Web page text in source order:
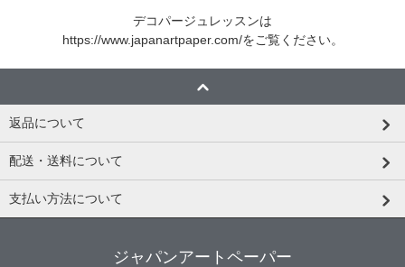
デコパージュレッスンは
https://www.japanartpaper.com/をご覧ください。
返品について
配送・送料について
支払い方法について
ジャパンアートペーパー